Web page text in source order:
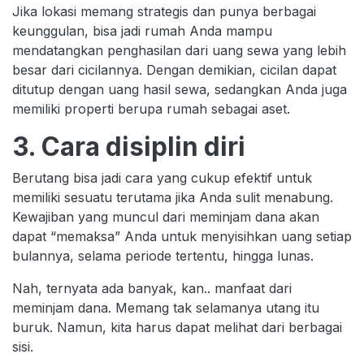
Jika lokasi memang strategis dan punya berbagai
keunggulan, bisa jadi rumah Anda mampu
mendatangkan penghasilan dari uang sewa yang lebih
besar dari cicilannya. Dengan demikian, cicilan dapat
ditutup dengan uang hasil sewa, sedangkan Anda juga
memiliki properti berupa rumah sebagai aset.
3. Cara disiplin diri
Berutang bisa jadi cara yang cukup efektif untuk
memiliki sesuatu terutama jika Anda sulit menabung.
Kewajiban yang muncul dari meminjam dana akan
dapat “memaksa” Anda untuk menyisihkan uang setiap
bulannya, selama periode tertentu, hingga lunas.
Nah, ternyata ada banyak, kan.. manfaat dari
meminjam dana. Memang tak selamanya utang itu
buruk. Namun, kita harus dapat melihat dari berbagai
sisi.